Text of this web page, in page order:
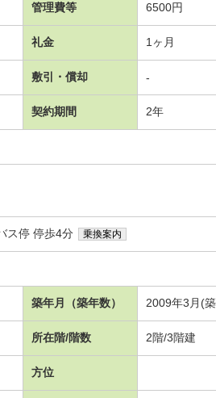
管理費等 6500円
礼金 1ヶ月
敷引・償却 -
契約期間 2年
ス停 停歩4分 乗換案内
築年月（築年数） 2009年3月(
所在階/階数 2階/3階建
方位